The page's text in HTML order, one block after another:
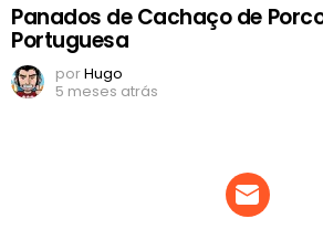
Panados de Cachaço de
Portuguesa
porHugo
5 meses atrás